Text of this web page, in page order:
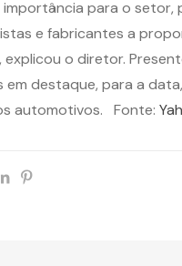
importância para o
e fabricantes a
explicou o diretor.
destaque, para a
automotivos. Fonte: